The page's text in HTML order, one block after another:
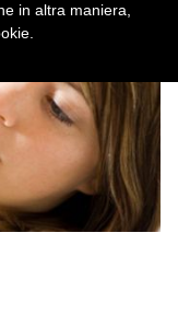
in altra maniera,